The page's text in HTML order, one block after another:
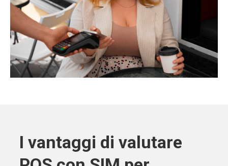
I vantaggi di valutare